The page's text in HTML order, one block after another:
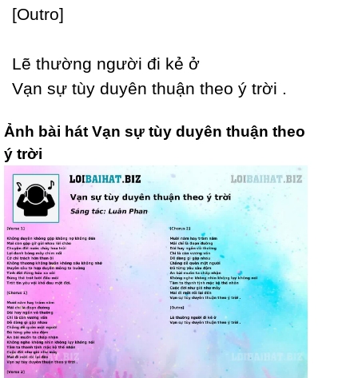
[Outro]
Lẽ thường người đi kẻ ở
Vạn sự tùу duуên thuận theo ý trời .
Ảnh bài hát Vạn sự tùy duyên thuận theo
ý trời